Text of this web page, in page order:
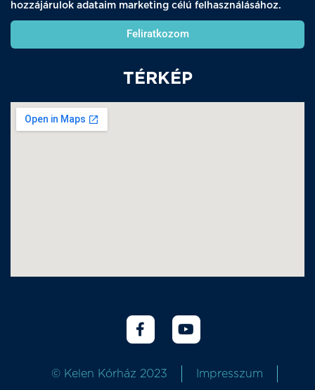
hozzájárulok adataim marketing célú felhasználásához.
Feliratkozom
TÉRKÉP
© Kelen Kórház 2023 Impresszum